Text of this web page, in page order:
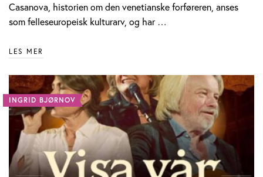
Casanova, historien om den venetianske forføreren, anses
som felleseuropeisk kulturarv, og har …
LES MER
INGRID BJØRNOV